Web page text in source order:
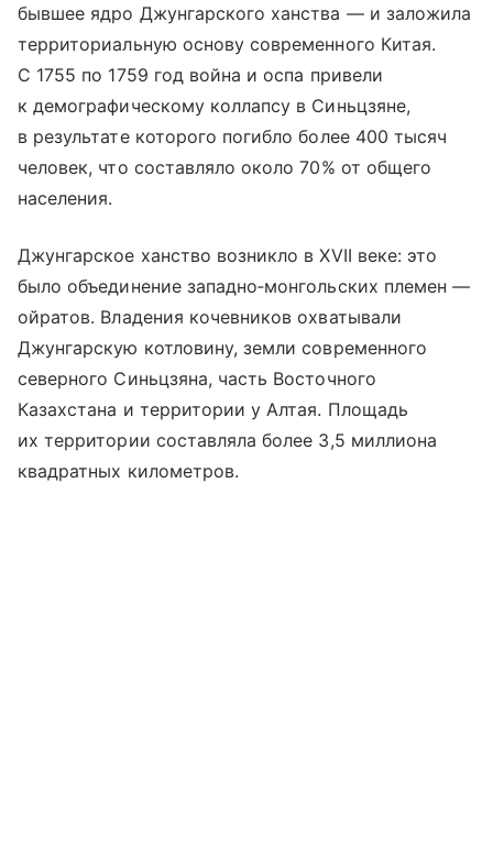
бывшее ядро Джунгарского ханства — и заложила
территориальную основу современного Китая.
С 1755 по 1759 год война и оспа привели
к демографическому коллапсу в Синьцзяне,
в результате которого погибло более 400 тысяч
человек, что составляло около 70% от общего
населения.
Джунгарское ханство возникло в XVII веке: это
было объединение западно‑монгольских племен —
ойратов. Владения кочевников охватывали
Джунгарскую котловину, земли современного
северного Синьцзяна, часть Восточного
Казахстана и территории у Алтая. Площадь
их территории составляла более 3,5 миллиона
квадратных километров.